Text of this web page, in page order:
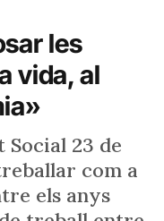
les
vida, al
Social 23 de
com a
els anys